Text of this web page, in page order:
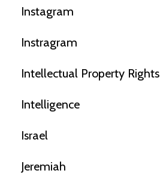
Instagram
Instragram
Intellectual Property Rights
Intelligence
Israel
Jeremiah